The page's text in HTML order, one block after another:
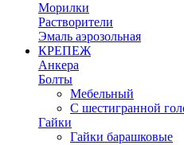
Морилки
Растворители
Эмаль аэрозольная
КРЕПЕЖ
Анкера
Болты
Мебельный
С шестигранной
Гайки
Гайки барашковые